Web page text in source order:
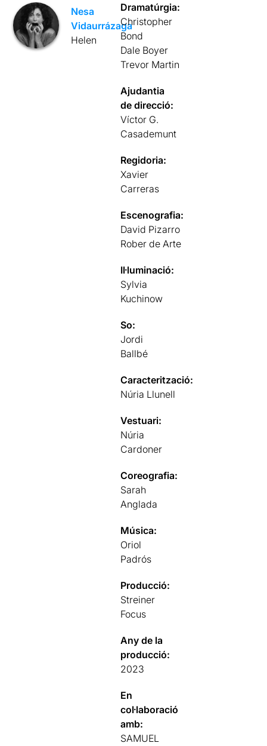
Nesa
Vidaurrázaga
Helen
Dramatúrgia:
Christopher
Bond
Dale Boyer
Trevor Martin
Ajudantia
de direcció:
Víctor G.
Casademunt
Regidoria:
Xavier
Carreras
Escenografia:
David Pizarro
Rober de Arte
Il·luminació:
Sylvia
Kuchinow
So:
Jordi
Ballbé
Caracterització:
Núria Llunell
Vestuari:
Núria
Cardoner
Coreografia:
Sarah
Anglada
Música:
Oriol
Padrós
Producció:
Streiner
Focus
Any de la
producció:
2023
En
col·laboració
amb:
SAMUEL